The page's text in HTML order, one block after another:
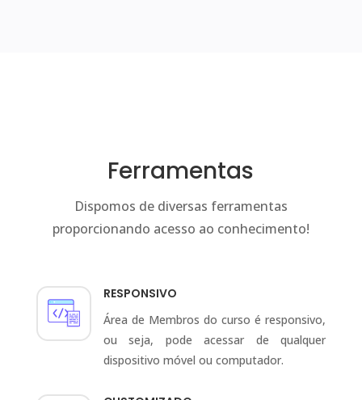
Ferramentas
Dispomos de diversas ferramentas
proporcionando acesso ao conhecimento!
RESPONSIVO
Área de Membros do curso é responsivo,
ou seja, pode acessar de qualquer
dispositivo móvel ou computador.